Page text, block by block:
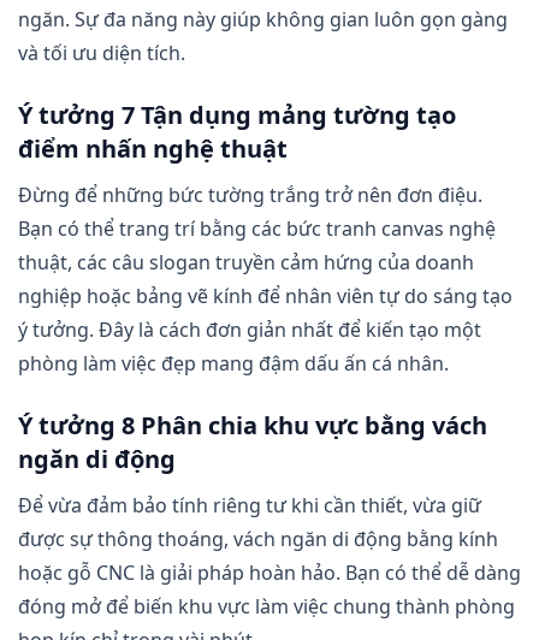
ngăn. Sự đa năng này giúp không gian luôn gọn gàng
và tối ưu diện tích.
Ý tưởng 7 Tận dụng mảng tường tạo
điểm nhấn nghệ thuật
Đừng để những bức tường trắng trở nên đơn điệu.
Bạn có thể trang trí bằng các bức tranh canvas nghệ
thuật, các câu slogan truyền cảm hứng của doanh
nghiệp hoặc bảng vẽ kính để nhân viên tự do sáng tạo
ý tưởng. Đây là cách đơn giản nhất để kiến tạo một
phòng làm việc đẹp mang đậm dấu ấn cá nhân.
Ý tưởng 8 Phân chia khu vực bằng vách
ngăn di động
Để vừa đảm bảo tính riêng tư khi cần thiết, vừa giữ
được sự thông thoáng, vách ngăn di động bằng kính
hoặc gỗ CNC là giải pháp hoàn hảo. Bạn có thể dễ dàng
đóng mở để biến khu vực làm việc chung thành phòng